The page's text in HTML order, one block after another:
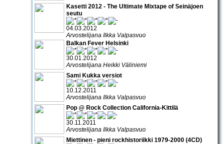
Kasetti 2012 - The Ultimate Mixtape of Seinäjoen
seutu
04.03.2012
Arvostelijana Ilkka Valpasvuo
Balkan Fever Helsinki
30.01.2012
Arvostelijana Heikki Väliniemi
Sami Kukka versiot
10.12.2011
Arvostelijana Ilkka Valpasvuo
Pop @ Rock Collection California-Kittilä
30.11.2011
Arvostelijana Ilkka Valpasvuo
Miettinen - pieni rockhistoriikki 1979-2000 (4CD)